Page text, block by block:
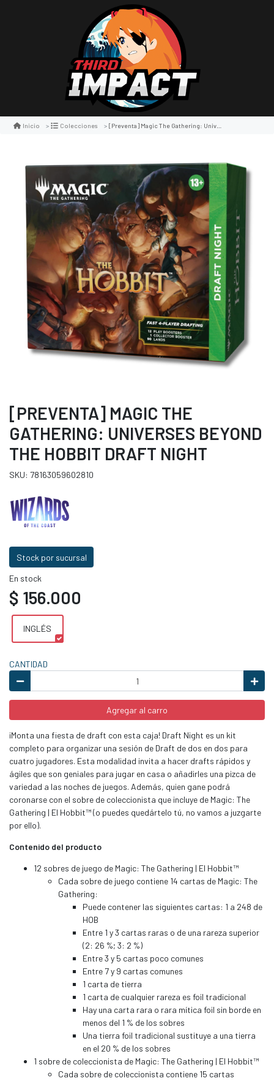
Inicio Colecciones [preventa] Magic The Gathering: Universes Beyond The Hobbit Draft Night
[PREVENTA] MAGIC THE
GATHERING: UNIVERSES BEYOND
THE HOBBIT DRAFT NIGHT
SKU: 78163059602810
Stock por sucursal
En stock
$ 156.000
INGLÉS
CANTIDAD
Agregar al carro
¡Monta una fiesta de draft con esta caja! Draft Night es un kit
completo para organizar una sesión de Draft de dos en dos para
cuatro jugadores. Esta modalidad invita a hacer drafts rápidos y
ágiles que son geniales para jugar en casa o añadirles una pizca de
variedad a las noches de juegos. Además, quien gane podrá
coronarse con el sobre de coleccionista que incluye de Magic: The
Gathering | El Hobbit™ (o puedes quedártelo tú, no vamos a juzgarte
por ello).
Contenido del producto
12 sobres de juego de Magic: The Gathering | El Hobbit™
Cada sobre de juego contiene 14 cartas de Magic: The
Gathering:
Puede contener las siguientes cartas: 1 a 248 de
HOB
Entre 1 y 3 cartas raras o de una rareza superior
(2: 26 %; 3: 2 %)
Entre 3 y 5 cartas poco comunes
Entre 7 y 9 cartas comunes
1 carta de tierra
1 carta de cualquier rareza es foil tradicional
Hay una carta rara o rara mítica foil sin borde en
menos del 1 % de los sobres
Una tierra foil tradicional sustituye a una tierra
en el 20 % de los sobres
1 sobre de coleccionista de Magic: The Gathering | El Hobbit™
Cada sobre de coleccionista contiene 15 cartas